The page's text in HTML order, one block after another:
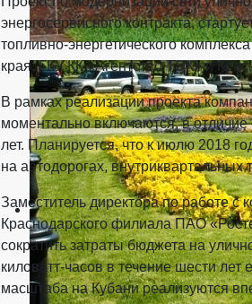
энергосервисного контракта,
топливно-энергетического
края, ГКУ КК «Агентство ТЭК» и
В рамках реализации проекта
моментально включаются, в
лет. Планируется, что к июлю 2018
на автодорогах, внутриквартальных
Заместитель директора по работе с
Краснодарского филиала ПАО
сократить затраты бюджета на
киловатт-часов в течение шести лет
масштаба на Кубани реализуются